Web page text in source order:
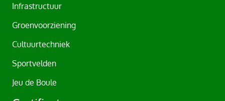
:
Infrastructuur
Groenvoorziening
Cultuurtechniek
Sportvelden
Jeu de Boule